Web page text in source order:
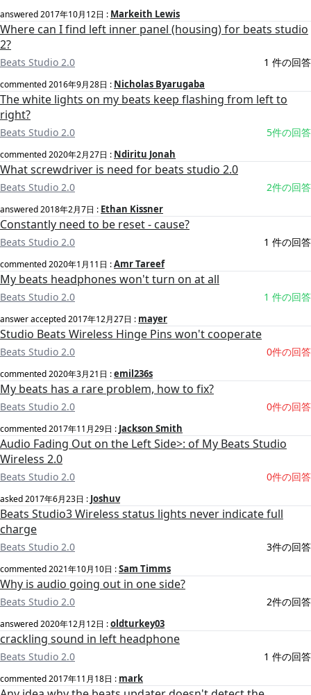
answered2017年10月12日 : Markeith Lewis
Where can I find left inner panel (housing) for beats studio
2?
Beats Studio 2.0 1 件の回答
commented2016年9月28日 : Nicholas Byarugaba
The white lights on my beats keep flashing from left to
right?
Beats Studio 2.0 5件の回答
commented2020年2月27日 : Ndiritu Jonah
What screwdriver is need for beats studio 2.0
Beats Studio 2.0 2件の回答
answered2018年2月7日 : Ethan Kissner
Constantly need to be reset - cause?
Beats Studio 2.0 1 件の回答
commented2020年1月11日 :Amr Tareef
My beats headphones won't turn on at all
Beats Studio 2.0 1 件の回答
answer accepted2017年12月27日 : mayer
Studio Beats Wireless Hinge Pins won't cooperate
Beats Studio 2.0 0件の回答
commented2020年3月21日 :emil236s
My beats has a rare problem, how to fix?
Beats Studio 2.0 0件の回答
commented2017年11月29日 : Jackson Smith
Audio Fading Out on the Left Side>: of My Beats Studio
Wireless 2.0
Beats Studio 2.0 0件の回答
asked2017年6月23日 : Joshuv
Beats Studio3 Wireless status lights never indicate full
charge
Beats Studio 2.0 3件の回答
commented2021年10月10日 :Sam Timms
Why is audio going out in one side?
Beats Studio 2.0 2件の回答
answered2020年12月12日 :oldturkey03
crackling sound in left headphone
Beats Studio 2.0 1 件の回答
commented2017年11月18日 : mark